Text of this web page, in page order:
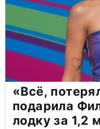
«Всё,
подарила
лодку за 1,2